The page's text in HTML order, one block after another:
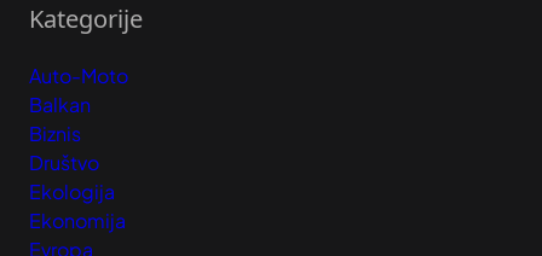
Kategorije
Auto-Moto
Balkan
Biznis
Društvo
Ekologija
Ekonomija
Evropa